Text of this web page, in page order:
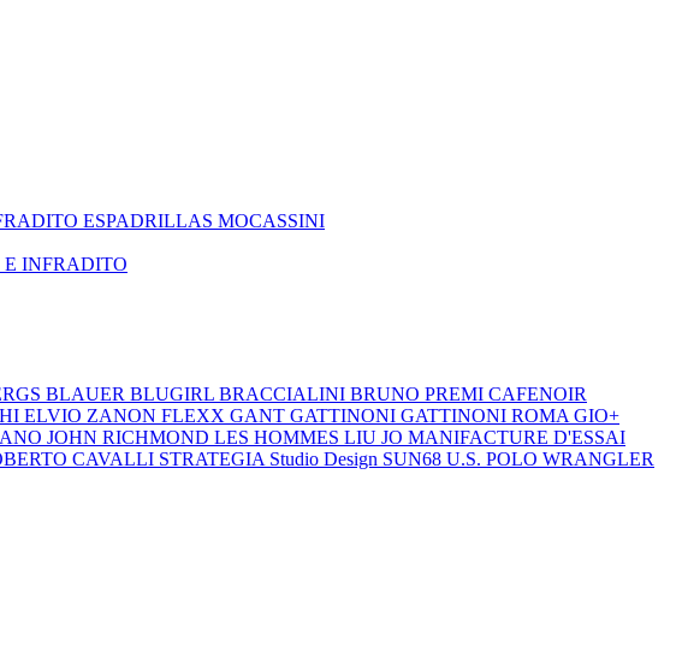
ESPADRILLAS MOCASSINI
INFRADITO
BLAUER BLUGIRL BRACCIALINI BRUNO PREMI CAFENOIR
ELVIO ZANON FLEXX GANT GATTINONI GATTINONI ROMA GIO+
JOHN RICHMOND LES HOMMES LIU JO MANIFACTURE D'ESSAI
CAVALLI STRATEGIA Studio Design SUN68 U.S. POLO WRANGLER